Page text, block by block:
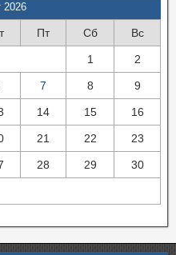
2026
Пт Сб Вс
1 2
7 8 9
14 15 16
21 22 23
28 29 30